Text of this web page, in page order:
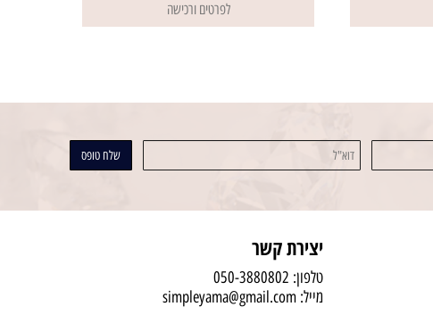
לפרטים ורכישה
יצירת קשר
טלפון: 050-3880802
מייל: simpleyama@gmail.com